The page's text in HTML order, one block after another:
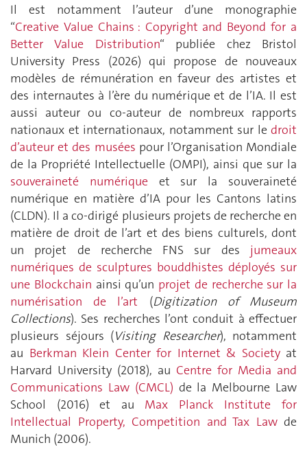
Il est notamment l’auteur d’une monographie
“Creative Value Chains : Copyright and Beyond for a
Better Value Distribution“ publiée chez Bristol
University Press (2026) qui propose de nouveaux
modèles de rémunération en faveur des artistes et
des internautes à l’ère du numérique et de l’IA. Il est
aussi auteur ou co-auteur de nombreux rapports
nationaux et internationaux, notamment sur le droit
d’auteur et des musées pour l’Organisation Mondiale
de la Propriété Intellectuelle (OMPI), ainsi que sur la
souveraineté numériqueet sur la souveraineté
numérique en matière d’IA pour les Cantons latins
(CLDN). Il a co-dirigé plusieurs projets de recherche en
matière de droit de l’art et des biens culturels, dont
un projet de recherche FNS sur des jumeaux
numériques de sculptures bouddhistes déployés sur
une Blockchain ainsi qu’un projet de recherche sur la
numérisation de l’art (Digitization of Museum
Collections). Ses recherches l’ont conduit à effectuer
plusieurs séjours (Visiting Researcher), notamment
au Berkman Klein Center for Internet & Societyat
Harvard University (2018), au Centre for Media and
Communications Law (CMCL) de la Melbourne Law
School (2016) et au Max Planck Institute for
Intellectual Property, Competition and Tax Lawde
Munich (2006).